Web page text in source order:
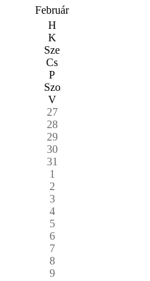
Február
H
K
Sze
Cs
P
Szo
V
27
28
29
30
31
1
2
3
4
5
6
7
8
9